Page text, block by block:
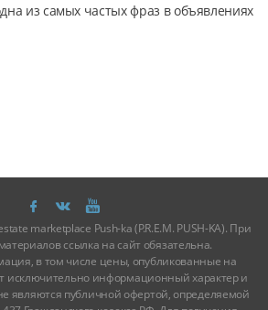
из самых частых фраз в объявлениях
marketplace Push-ka (P.R.E.M. PUSH-KA). При
ссылка на сайт обязательна.
в том числе цены, опубликованные на
исключительно информационный характер и
являются публичной офертой, определяемой